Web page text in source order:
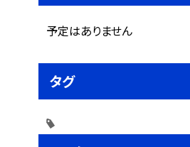
予定はありません
タグ